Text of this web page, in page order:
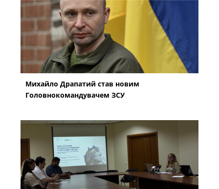
Михайло Драпатий став новим
Головнокомандувачем ЗСУ